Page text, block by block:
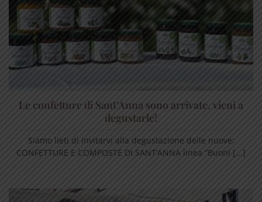
Le confetture di Sant’Anna sono arrivate, vieni a
degustarle!
Siamo lieti di invitarvi alla degustazione delle nuove:
CONFETTURE E COMPOSTE DI SANT’ANNA linea “Buoni [...]